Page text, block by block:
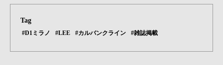
Tag
#D1ミラノ #LEE #カルバンクライン #雑誌掲載